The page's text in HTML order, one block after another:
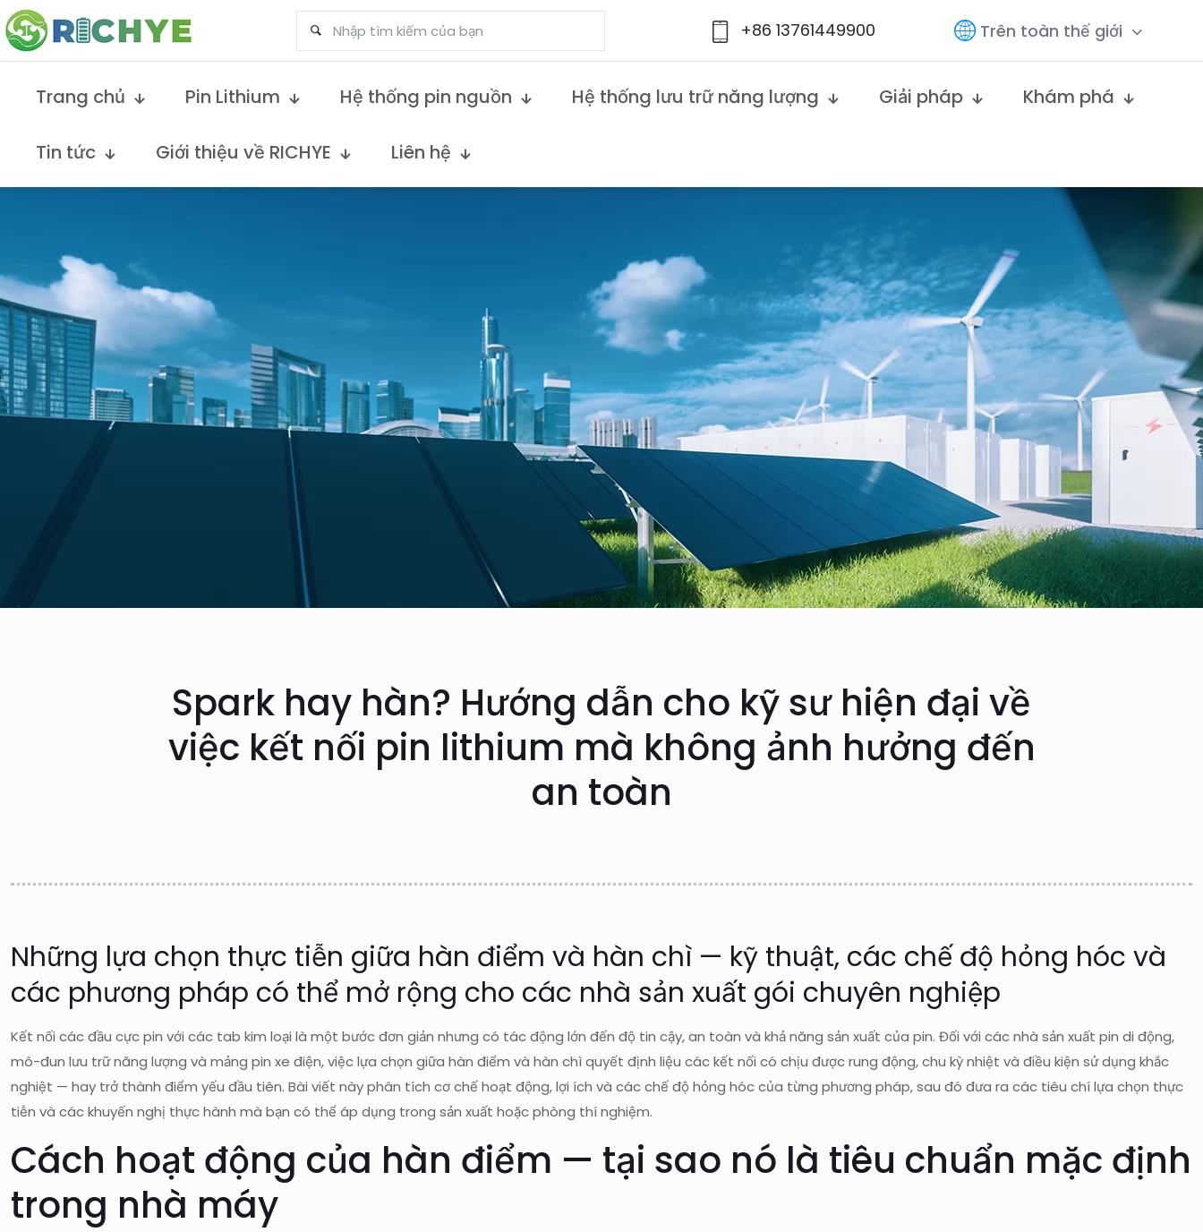
+86 13761449900 Trên toàn thế giới
Trang chủ Pin Lithium Hệ thống pin nguồn Hệ thống lưu trữ năng lượng Giải pháp Khám phá
Tin tức Giới thiệu về RICHYE Liên hệ
Spark hay hàn? Hướng dẫn cho kỹ sư hiện đại về
việc kết nối pin lithium mà không ảnh hưởng đến
an toàn
Những lựa chọn thực tiễn giữa hàn điểm và hàn chì — kỹ thuật, các chế độ hỏng hóc và
các phương pháp có thể mở rộng cho các nhà sản xuất gói chuyên nghiệp
Kết nối các đầu cực pin với các tab kim loại là một bước đơn giản nhưng có tác động lớn đến độ tin cậy, an toàn và khả năng sản xuất của pin. Đối với các nhà sản xuất pin di động,
mô-đun lưu trữ năng lượng và mảng pin xe điện, việc lựa chọn giữa hàn điểm và hàn chì quyết định liệu các kết nối có chịu được rung động, chu kỳ nhiệt và điều kiện sử dụng khắc
nghiệt — hay trở thành điểm yếu đầu tiên. Bài viết này phân tích cơ chế hoạt động, lợi ích và các chế độ hỏng hóc của từng phương pháp, sau đó đưa ra các tiêu chí lựa chọn thực
tiễn và các khuyến nghị thực hành mà bạn có thể áp dụng trong sản xuất hoặc phòng thí nghiệm.
Cách hoạt động của hàn điểm — tại sao nó là tiêu chuẩn mặc định
trong nhà máy